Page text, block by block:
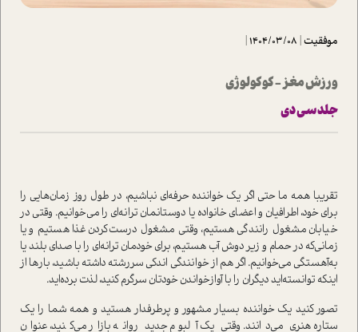
موفقیت|
1404/03/08
|
ورزش مغز - کوکولوژی
جلد سی دی
تقریبا همه ما حتی اگر یک خواننده حرفه‌ای نباشیم، در طول روز زمان‌هایی را
برای خود، اطرافیان و اعضای خانواده یا دوستانمان ترانه‌ای را می‌خوانیم. وقتی در
خیابان مشغول رانندگی هستیم، وقتی مشغول درست‌کردن غذا هستیم و یا
زمانی‌که در حمام و زیر دوش آب هستیم، برای خودمان ترانه‌ای را با صدای بلند یا
‌به‌آهستگی می‌خوانیم. اگر هم از خوانندگی اندکی سررشته داشته باشید، بارها از
اینکه توانسته‌اید دیگران را با آوازخواندن خودتان سرگرم کنید، لذت برده‌اید.
تصور کنید یک خواننده بسیار مشهور و پرطرفدار هستید و همه شما را یک
ستاره هنری می‌دانند. وقتی یک آلبوم جدید روانه بازار می‌کنید، عنوان